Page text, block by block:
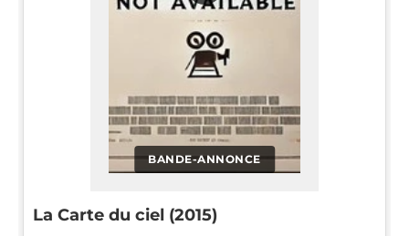
BANDE-ANNONCE
La Carte du ciel (2015)